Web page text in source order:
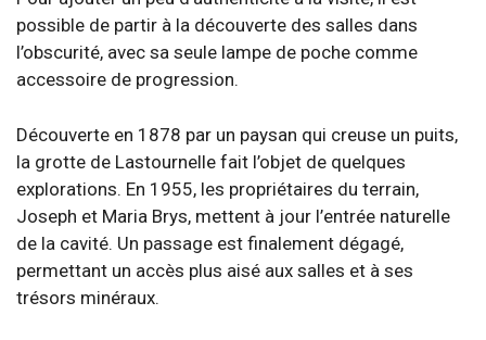
possible de partir à la découverte des salles dans
l’obscurité, avec sa seule lampe de poche comme
accessoire de progression.
Découverte en 1878 par un paysan qui creuse un puits,
la grotte de Lastournelle fait l’objet de quelques
explorations. En 1955, les propriétaires du terrain,
Joseph et Maria Brys, mettent à jour l’entrée naturelle
de la cavité. Un passage est finalement dégagé,
permettant un accès plus aisé aux salles et à ses
trésors minéraux.